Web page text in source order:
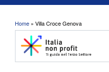
Tu sei qui
Home » Villa Croce Genova